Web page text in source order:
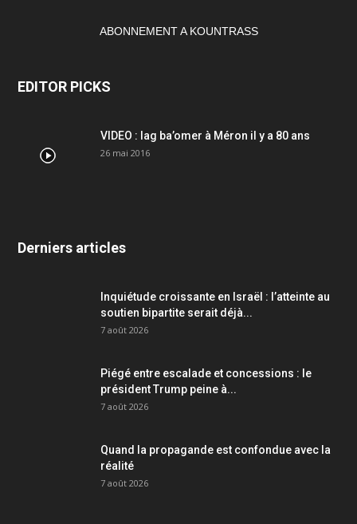
ABONNEMENT A KOUNTRASS
EDITOR PICKS
VIDEO : lag ba’omer à Méron il y a 80 ans
26 mai 2016
Derniers articles
Inquiétude croissante en Israël : l’atteinte au
soutien bipartite serait déjà...
7 août 2026
Piégé entre escalade et concessions : le
président Trump peine à...
7 août 2026
Quand la propagande est confondue avec la
réalité
7 août 2026